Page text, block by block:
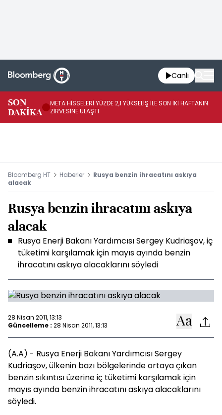
Canlı
SON
DAKİKA
META HİSSELERİ YÜZDE 2,1 YÜKSELİŞ İLE SON İKİ HAFTANIN
ZİRVESİNE ULAŞTI
Bloomberg HT Haberler
Rusya benzin ihracatını askıya
alacak
Rusya benzin ihracatını askıya
alacak
Rusya Enerji Bakanı Yardımcısı Sergey Kudriaşov, iç
tüketimi karşılamak için mayıs ayında benzin
ihracatını askıya alacaklarını söyledi
28 Nisan 2011, 13:13
Güncelleme : 28 Nisan 2011, 13:13
(A.A) - Rusya Enerji Bakanı Yardımcısı Sergey
Kudriaşov, ülkenin bazı bölgelerinde ortaya çıkan
benzin sıkıntısı üzerine iç tüketimi karşılamak için
mayıs ayında benzin ihracatını askıya alacaklarını
söyledi.